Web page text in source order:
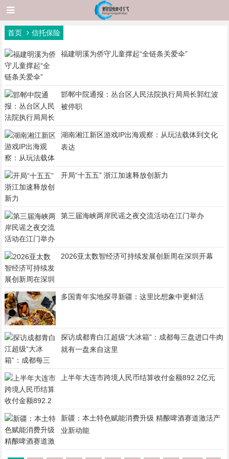
首页 信托保险
福建明溪为侨守儿童撑起“全链条关爱伞”
邯郸中院通报：丛台区人民法院执行局局长郭红波
被停职
湖南湘江新区游戏IP出海观察：从玩法载体到文化
表达
开局“十五五” 浙江加速释放创新力
第三届海峡两岸民谣之夜交流活动在江门举办
2026亚太数智经济可持续发展创新周在深圳开幕
多国青年实地探寻新疆：这里比想象中更鲜活
探访成都青白江超级“大冰箱”：成都每三盘进口牛肉
就有一盘来自这里
上半年大连市跨境人民币结算收付金额892.2亿元
新疆：本土特色赋能消费升级 精酿啤酒赛道激活产
业新动能